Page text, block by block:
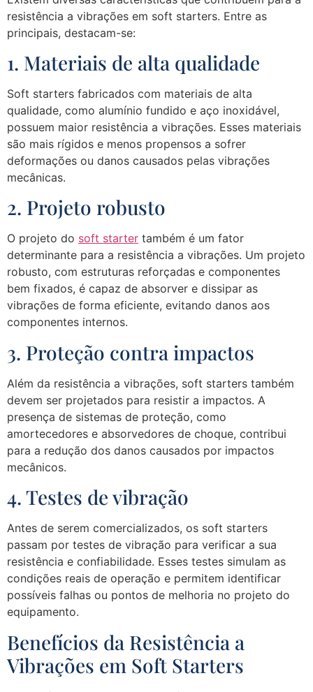
resistência a vibrações em soft starters. Entre as
principais, destacam-se:
1. Materiais de alta qualidade
Soft starters fabricados com materiais de alta
qualidade, como alumínio fundido e aço inoxidável,
possuem maior resistência a vibrações. Esses materiais
são mais rígidos e menos propensos a sofrer
deformações ou danos causados pelas vibrações
mecânicas.
2. Projeto robusto
O projeto do soft starter também é um fator
determinante para a resistência a vibrações. Um projeto
robusto, com estruturas reforçadas e componentes
bem fixados, é capaz de absorver e dissipar as
vibrações de forma eficiente, evitando danos aos
componentes internos.
3. Proteção contra impactos
Além da resistência a vibrações, soft starters também
devem ser projetados para resistir a impactos. A
presença de sistemas de proteção, como
amortecedores e absorvedores de choque, contribui
para a redução dos danos causados por impactos
mecânicos.
4. Testes de vibração
Antes de serem comercializados, os soft starters
passam por testes de vibração para verificar a sua
resistência e confiabilidade. Esses testes simulam as
condições reais de operação e permitem identificar
possíveis falhas ou pontos de melhoria no projeto do
equipamento.
Benefícios da Resistência a
Vibrações em Soft Starters